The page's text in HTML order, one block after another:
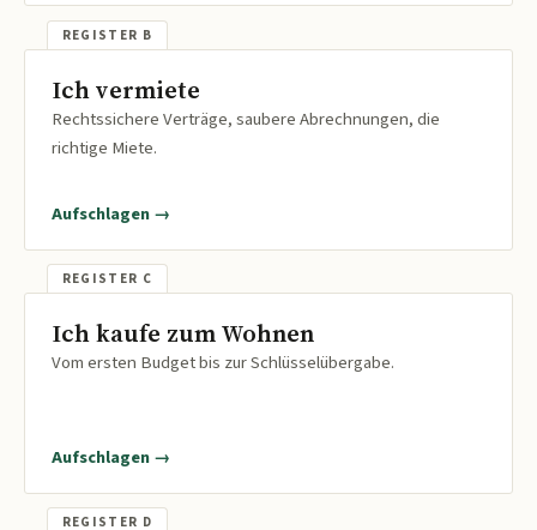
Ich vermiete
Rechtssichere Verträge, saubere Abrechnungen, die
richtige Miete.
Aufschlagen →
Ich kaufe zum Wohnen
Vom ersten Budget bis zur Schlüsselübergabe.
Aufschlagen →